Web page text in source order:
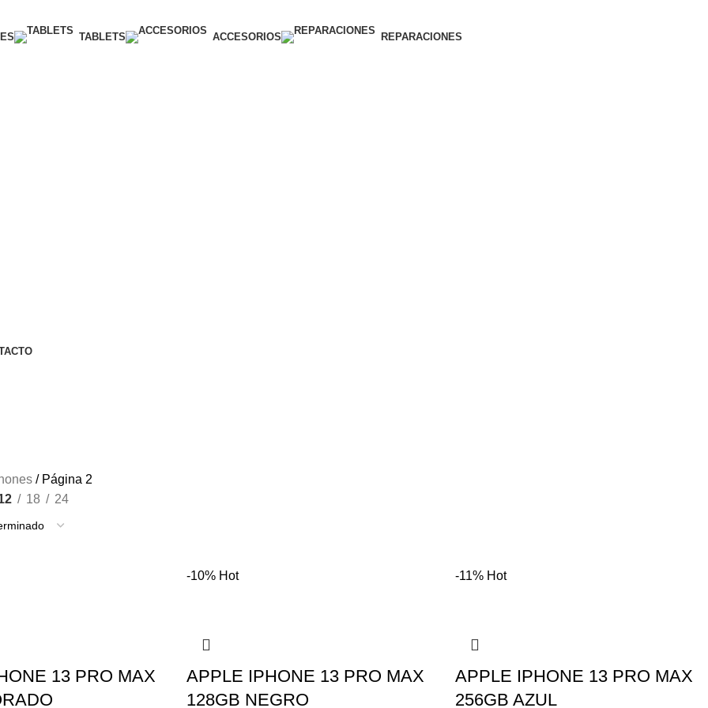
TABLETS ACCESORIOS REPARACIONES
Página 2
18 24
13 PRO MAX
-10% Hot
APPLE IPHONE 13 PRO MAX
128GB NEGRO
-11% Hot
APPLE IPHONE 13 PRO MAX
256GB AZUL